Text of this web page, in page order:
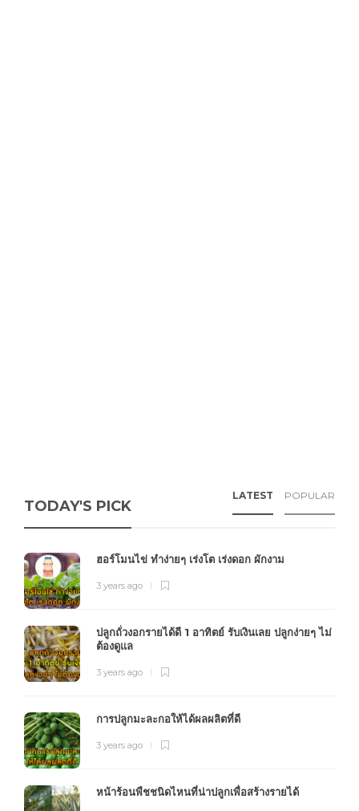
TODAY'S PICK
LATEST POPULAR
ฮอร์โมนไข่ ทำง่ายๆ เร่งโต เร่งดอก ผักงาม
3 years ago
ปลูกถั่วงอกรายได้ดี 1 อาทิตย์ รับเงินเลย ปลูกง่ายๆ ไม่
ต้องดูแล
3 years ago
การปลูกมะละกอให้ได้ผลผลิตที่ดี
3 years ago
หน้าร้อนพืชชนิดไหนที่น่าปลูกเพื่อสร้างรายได้